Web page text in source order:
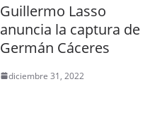
Guillermo Lasso
anuncia la captura de
Germán Cáceres
diciembre 31, 2022